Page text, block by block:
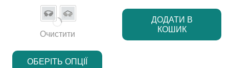
Очистити
ОБЕРІТЬ ОПЦІЇ
ДОДАТИ В
КОШИК